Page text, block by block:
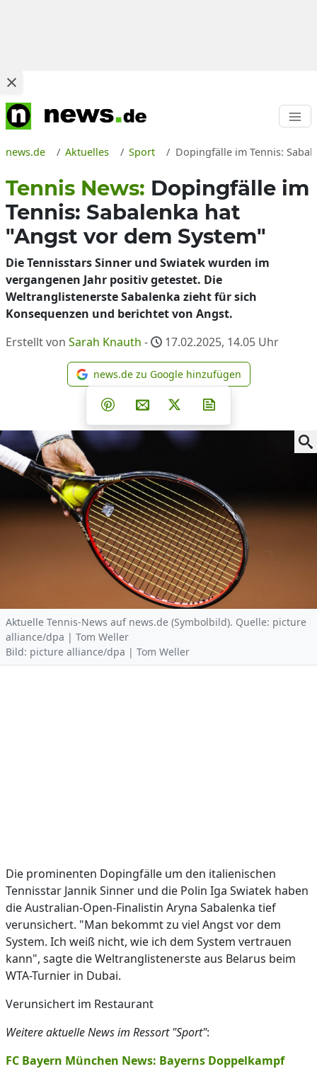
news.de Aktuelles Sport Dopingfälle im Tennis:
Tennis News: Dopingfälle im
Tennis: Sabalenka hat
"Angst vor dem System"
Die Tennisstars Sinner und Swiatek wurden im
vergangenen Jahr positiv getestet. Die
Weltranglistenerste Sabalenka zieht für sich
Konsequenzen und berichtet von Angst.
Erstellt von Sarah Knauth - 17.02.2025, 14.05 Uhr
news.de zu Google
news.de zu Google hinzufügen
Teilen auf Facebook
Teilen auf Whatsapp
Teilen auf Telegram
Teilen auf Pinterest
Per E-Mail teilen
Post auf X
Aktuelle Tennis-News auf news.de (Symbolbild). Quelle: picture
alliance/dpa | Tom Weller
Bild: picture alliance/dpa | Tom Weller
Die prominenten Dopingfälle um den italienischen
Tennisstar Jannik Sinner und die Polin Iga Swiatek haben
die Australian-Open-Finalistin Aryna Sabalenka tief
verunsichert. "Man bekommt zu viel Angst vor dem
System. Ich weiß nicht, wie ich dem System vertrauen
kann", sagte die Weltranglistenerste aus Belarus beim
WTA-Turnier in Dubai.
Verunsichert im Restaurant
Weitere aktuelle News im Ressort "Sport":
FC Bayern München News: Bayerns Doppelkampf